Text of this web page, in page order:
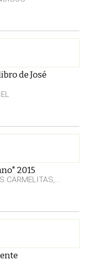
de José
2015
CARMELITAS,...